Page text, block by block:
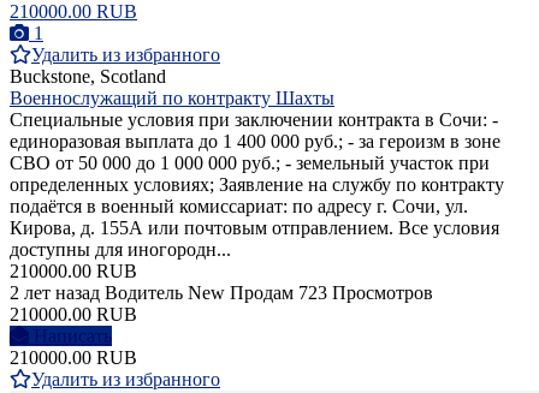
210000.00 RUB
1
Удалить из избранного
Buckstone, Scotland
Военнослужащий по контракту Шахты
Специальные условия при заключении контракта в Сочи: -
единоразовая выплата до 1 400 000 руб.; - за героизм в зоне
СВО от 50 000 до 1 000 000 руб.; - земельный участок при
определенных условиях; Заявление на службу по контракту
подаётся в военный комиссариат: по адресу г. Сочи, ул.
Кирова, д. 155А или почтовым отправлением. Все условия
доступны для иногородн...
210000.00 RUB
2 лет назад Водитель New Продам 723 Просмотров
210000.00 RUB
Написать
210000.00 RUB
Удалить из избранного